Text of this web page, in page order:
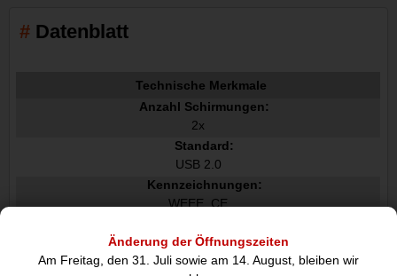
Änderung der Öffnungszeiten
Am Freitag, den 31. Juli sowie am 14. August, bleiben wir
Datenblatt
Technische Merkmale
Anzahl Schirmungen:
2x
Standard:
USB 2.0
Kennzeichnungen:
WEEE, CE
0.48Gbit/s
Kabeltyp: